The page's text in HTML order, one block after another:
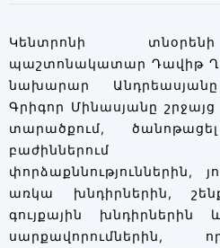
Կենտրոնի
պաշտոնակատար Դավիթ
նախարար
Գրիգոր Մինասյանը
տարածքում,
բաժիններում
փորձաքննություններին,
առկա խնդիրներին,
գույքային
սարքավորումներին,